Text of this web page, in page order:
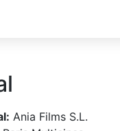
Ania Films S.L.